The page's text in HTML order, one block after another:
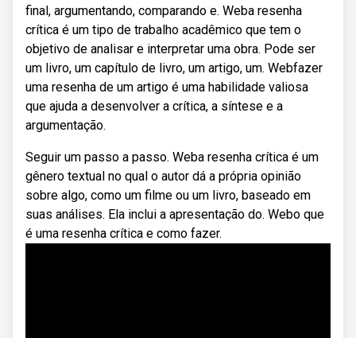
final, argumentando, comparando e. Weba resenha
crítica é um tipo de trabalho acadêmico que tem o
objetivo de analisar e interpretar uma obra. Pode ser
um livro, um capítulo de livro, um artigo, um. Webfazer
uma resenha de um artigo é uma habilidade valiosa
que ajuda a desenvolver a crítica, a síntese e a
argumentação.
Seguir um passo a passo. Weba resenha crítica é um
gênero textual no qual o autor dá a própria opinião
sobre algo, como um filme ou um livro, baseado em
suas análises. Ela inclui a apresentação do. Webo que
é uma resenha crítica e como fazer.